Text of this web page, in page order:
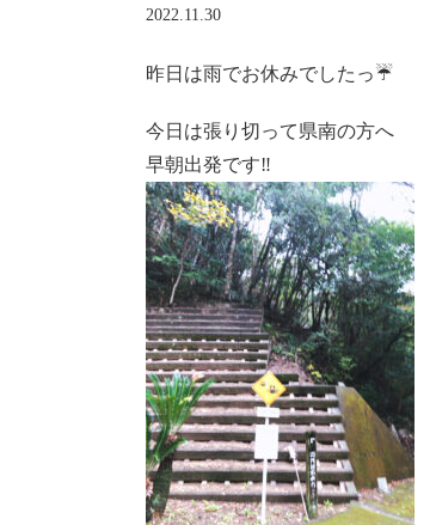
2022.11.30
昨日は雨でお休みでしたっ☔️
今日は張り切って県南の方へ
早朝出発です‼️